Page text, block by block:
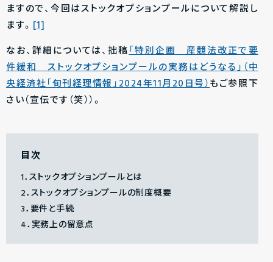
ますので、今回はストックオプションプールについて解説し
ます。 [1]
なお、詳細については、拙稿「特別企画 産競法改正で要
件緩和 ストックオプションプールの実務はどうなる」（中
央経済社「旬刊経理情報」2024年11月20日号）もご参照下
さい（宣伝です（笑））。
目次
1．ストックオプションプールとは
2．ストックオプションプールの制度概要
3．要件と手続
4．実務上の留意点